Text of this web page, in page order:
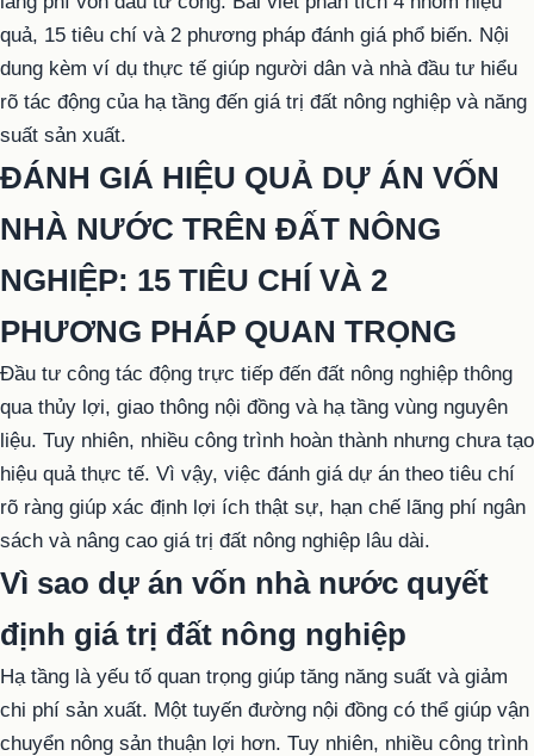
quả, 15 tiêu chí và 2 phương pháp đánh giá phổ biến. Nội
dung kèm ví dụ thực tế giúp người dân và nhà đầu tư hiểu
rõ tác động của hạ tầng đến giá trị đất nông nghiệp và năng
suất sản xuất.
ĐÁNH GIÁ HIỆU QUẢ DỰ ÁN VỐN
NHÀ NƯỚC TRÊN ĐẤT NÔNG
NGHIỆP: 15 TIÊU CHÍ VÀ 2
PHƯƠNG PHÁP QUAN TRỌNG
Đầu tư công tác động trực tiếp đến đất nông nghiệp thông
qua thủy lợi, giao thông nội đồng và hạ tầng vùng nguyên
liệu. Tuy nhiên, nhiều công trình hoàn thành nhưng chưa tạo
hiệu quả thực tế. Vì vậy, việc đánh giá dự án theo tiêu chí
rõ ràng giúp xác định lợi ích thật sự, hạn chế lãng phí ngân
sách và nâng cao giá trị đất nông nghiệp lâu dài.
Vì sao dự án vốn nhà nước quyết
định giá trị đất nông nghiệp
Hạ tầng là yếu tố quan trọng giúp tăng năng suất và giảm
chi phí sản xuất. Một tuyến đường nội đồng có thể giúp vận
chuyển nông sản thuận lợi hơn. Tuy nhiên, nhiều công trình